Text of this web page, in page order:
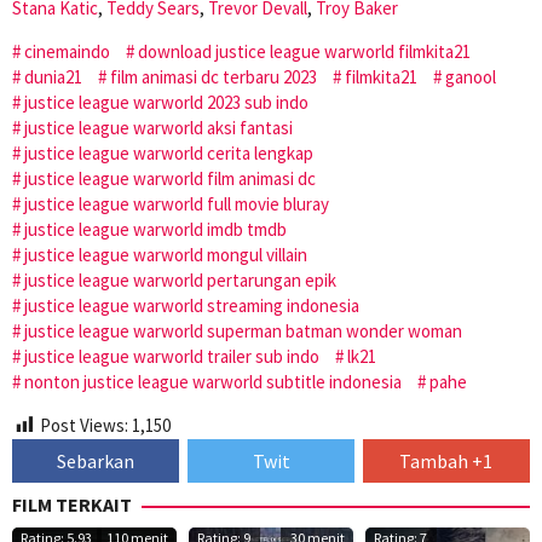
Stana Katic, Teddy Sears, Trevor Devall, Troy Baker
cinemaindo
download justice league warworld filmkita21
dunia21
film animasi dc terbaru 2023 filmkita21
ganool
justice league warworld 2023 sub indo
justice league warworld aksi fantasi
justice league warworld cerita lengkap
justice league warworld film animasi dc
justice league warworld full movie bluray
justice league warworld imdb tmdb
justice league warworld mongul villain
justice league warworld pertarungan epik
justice league warworld streaming indonesia
justice league warworld superman batman wonder woman
justice league warworld trailer sub indo
lk21
nonton justice league warworld subtitle indonesia
pahe
Post Views: 1,150
Sebarkan Twit
Tambah +1
FILM TERKAIT
Rating: 5.93 110 menit Rating: 9 30 menit Rating: 7